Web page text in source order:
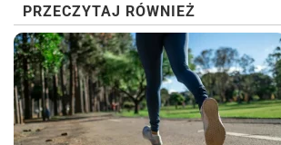
PRZECZYTAJ RÓWNIEŻ